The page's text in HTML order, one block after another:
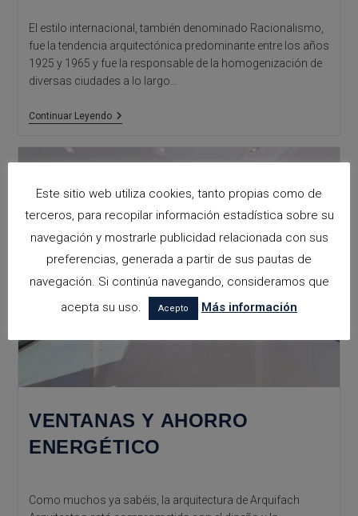
El estilo internacional, también denominado Racionalismo,
fue la tendencia arquitectónica predominante entre los años
1925 y 1965 y fue la responsable de la homogenización de
diversas ciudades a lo largo…
Continuar LeyendoArquitectura
VENTANAS Y AHORRO
ENERGÉTICO
Como muchos ya sabéis, la arquitectura de Arquifach
Este sitio web utiliza cookies, tanto propias como de
terceros, para recopilar información estadística sobre su
navegación y mostrarle publicidad relacionada con sus
preferencias, generada a partir de sus pautas de
navegación. Si continúa navegando, consideramos que
acepta su uso.
Acepto Más información